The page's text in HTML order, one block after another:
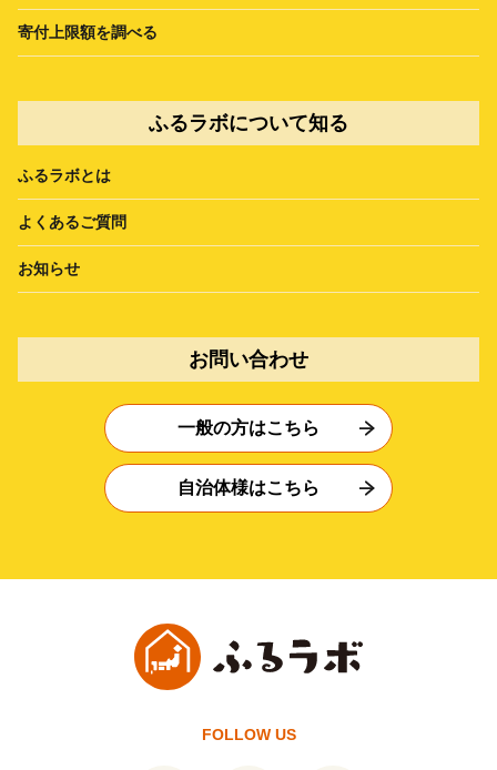
寄付上限額を調べる
ふるラボについて知る
ふるラボとは
よくあるご質問
お知らせ
お問い合わせ
一般の方はこちら
自治体様はこちら
FOLLOW US